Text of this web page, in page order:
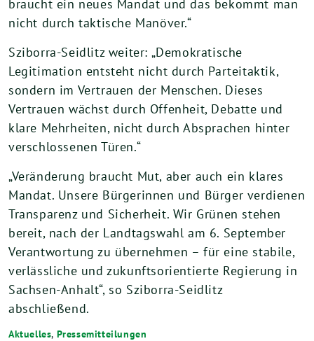
braucht ein neues Mandat und das bekommt man
nicht durch taktische Manöver.“
Sziborra-Seidlitz weiter: „Demokratische
Legitimation entsteht nicht durch Parteitaktik,
sondern im Vertrauen der Menschen. Dieses
Vertrauen wächst durch Offenheit, Debatte und
klare Mehrheiten, nicht durch Absprachen hinter
verschlossenen Türen.“
„Veränderung braucht Mut, aber auch ein klares
Mandat. Unsere Bürgerinnen und Bürger verdienen
Transparenz und Sicherheit. Wir Grünen stehen
bereit, nach der Landtagswahl am 6. September
Verantwortung zu übernehmen – für eine stabile,
verlässliche und zukunftsorientierte Regierung in
Sachsen-Anhalt“, so Sziborra-Seidlitz
abschließend.
Aktuelles, Pressemitteilungen